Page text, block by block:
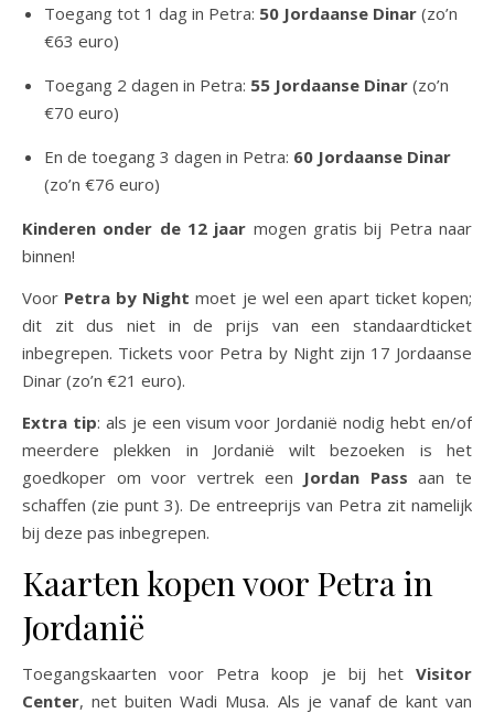
Toegang tot 1 dag in Petra: 50 Jordaanse Dinar (zo’n
€63 euro)
Toegang 2 dagen in Petra: 55 Jordaanse Dinar (zo’n
€70 euro)
En de toegang 3 dagen in Petra: 60 Jordaanse Dinar
(zo’n €76 euro)
Kinderen onder de 12 jaar mogen gratis bij Petra naar
binnen!
Voor Petra by Night moet je wel een apart ticket kopen;
dit zit dus niet in de prijs van een standaardticket
inbegrepen. Tickets voor Petra by Night zijn 17 Jordaanse
Dinar (zo’n €21 euro).
Extra tip: als je een visum voor Jordanië nodig hebt en/of
meerdere plekken in Jordanië wilt bezoeken is het
goedkoper om voor vertrek een Jordan Pass aan te
schaffen (zie punt 3). De entreeprijs van Petra zit namelijk
bij deze pas inbegrepen.
Kaarten kopen voor Petra in
Jordanië
Toegangskaarten voor Petra koop je bij het Visitor
Center, net buiten Wadi Musa. Als je vanaf de kant van